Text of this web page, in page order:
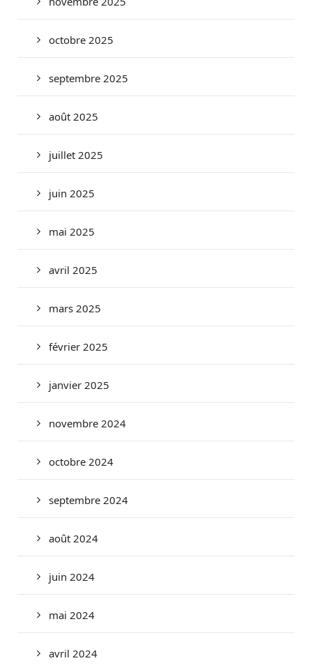
octobre 2025
septembre 2025
août 2025
juillet 2025
juin 2025
mai 2025
avril 2025
mars 2025
février 2025
janvier 2025
novembre 2024
octobre 2024
septembre 2024
août 2024
juin 2024
mai 2024
avril 2024